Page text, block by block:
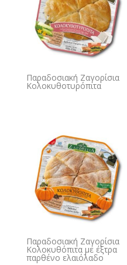
Παραδοσιακή Ζαγορίσια
Κολοκυθοτυρόπιτα
Παραδοσιακή Ζαγορίσια
Κολοκυθόπιτα με έξτρα
παρθένο ελαιόλαδο